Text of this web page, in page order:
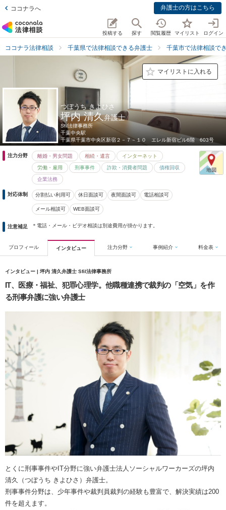
ココナラへ 弁護士の方はこちら
投稿する 探す 閲覧履歴 マイリスト ログイン
ココナラ法律相談 千葉県で法律相談できる弁護士 千葉市で法律相談で
マイリストに入れる
つぼうち きよひさ
坪内 清久弁護士
Sfil法律事務所
千葉中央駅
千葉県千葉市中央区新宿２－７－１０ エレル新宿ビル6階 603号
注力分野 離婚・男女問題 相続・遺言 インターネット
労働・雇用 刑事事件 詐欺・消費者問題 債権回収
企業法務
対応体制 分割払い利用可 休日面談可 夜間面談可 電話相談可
メール相談可 WEB面談可
注意補足 ＊電話・メール・ビデオ相談は別途費用が掛かります。
プロフィール インタビュー 注力分野 事例紹介 料金表
インタビュー | 坪内 清久弁護士 Sfil法律事務所
IT、医療・福祉、犯罪心理学。他職種連携で裁判の「空気」を作
る刑事弁護に強い弁護士
とくに刑事事件やIT分野に強い弁護士法人ソーシャルワーカーズの坪内
清久（つぼうち きよひさ）弁護士。
刑事事件分野は、少年事件や裁判員裁判の経験も豊富で、解決実績は200
件を超えます。